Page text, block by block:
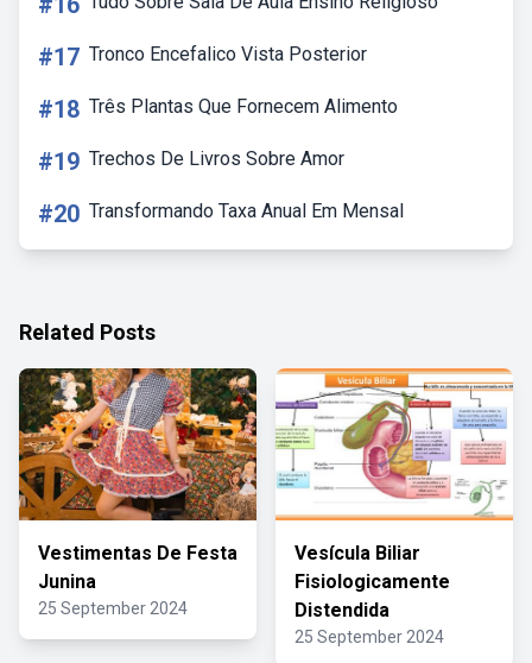
#17 Tronco Encefalico Vista Posterior
#18 Três Plantas Que Fornecem Alimento
#19 Trechos De Livros Sobre Amor
#20 Transformando Taxa Anual Em Mensal
Related Posts
Vestimentas De Festa
Junina
25 September 2024
Vesícula Biliar
Fisiologicamente
Distendida
25 September 2024